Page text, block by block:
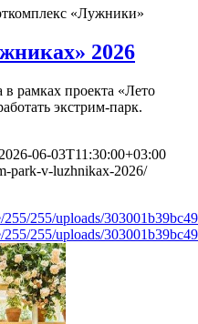
«Лужники»
2026
в рамках проекта «Лето
экстрим-парк.
2026-06-03T11:30:00+03:00
park-v-luzhnikax-2026/
255/uploads/
255/uploads/